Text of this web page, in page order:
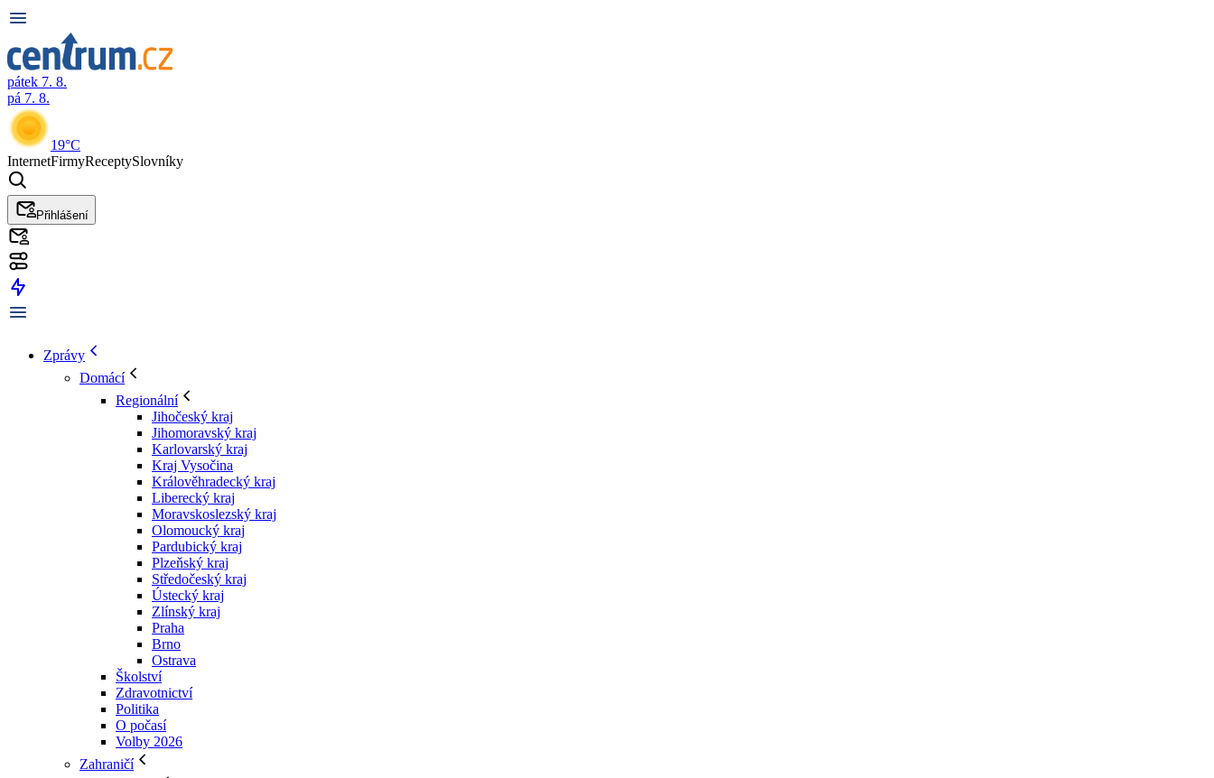
pátek 7. 8.
pá 7. 8.
19°C
InternetFirmyReceptySlovníky
Přihlášení
Zprávy
Domácí
Regionální
Jihočeský kraj
Jihomoravský kraj
Karlovarský kraj
Kraj Vysočina
Králověhradecký kraj
Liberecký kraj
Moravskoslezský kraj
Olomoucký kraj
Pardubický kraj
Plzeňský kraj
Středočeský kraj
Ústecký kraj
Zlínský kraj
Praha
Brno
Ostrava
Školství
Zdravotnictví
Politika
O počasí
Volby 2026
Zahraničí